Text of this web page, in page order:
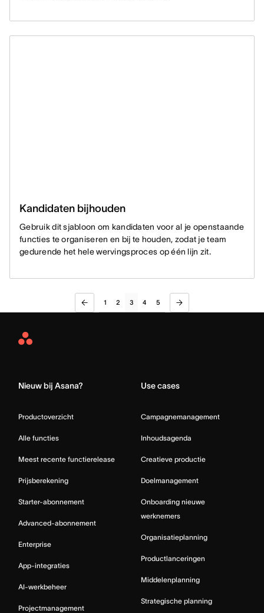
Kandidaten bijhouden
Gebruik dit sjabloon om kandidaten voor al je openstaande
functies te organiseren en bij te houden, zodat je team
gedurende het hele wervingsproces op één lijn zit.
1 2 3 4 5
Asana
Nieuw bij Asana?
Productoverzicht
Alle functies
Meest recente functierelease
Prijsberekening
Starter-abonnement
Advanced-abonnement
Enterprise
App-integraties
AI-werkbeheer
Projectmanagement
Use cases
Campagnemanagement
Inhoudsagenda
Creatieve productie
Doelmanagement
Onboarding nieuwe
werknemers
Organisatieplanning
Productlanceringen
Middelenplanning
Strategische planning